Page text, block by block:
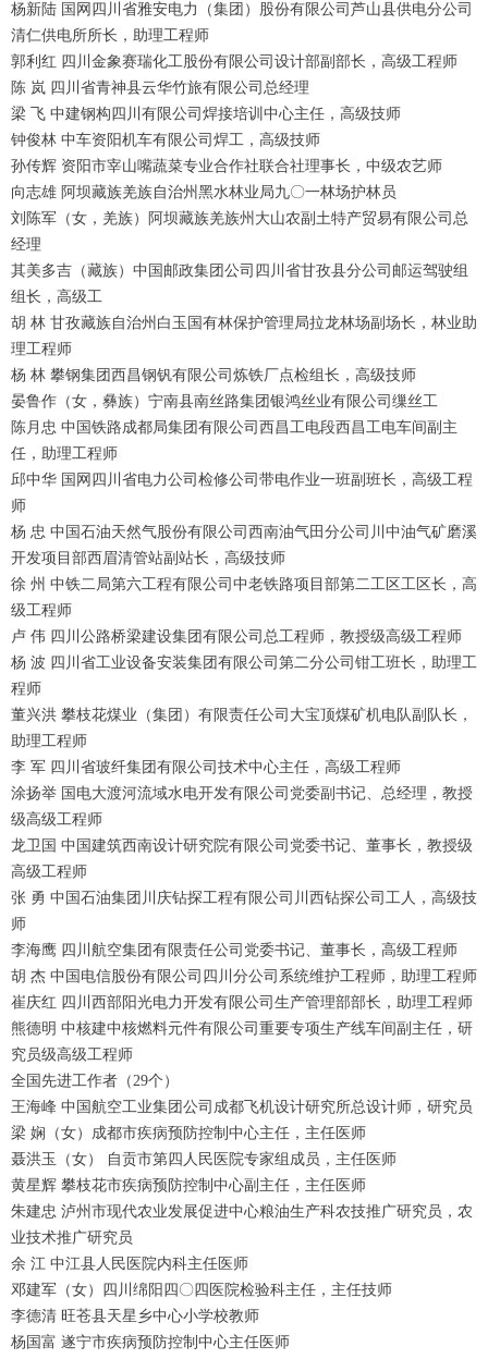
杨新陆 国网四川省雅安电力（集团）股份有限公司芦山县供电分公司
清仁供电所所长，助理工程师
郭利红 四川金象赛瑞化工股份有限公司设计部副部长，高级工程师
陈 岚 四川省青神县云华竹旅有限公司总经理
梁 飞 中建钢构四川有限公司焊接培训中心主任，高级技师
钟俊林 中车资阳机车有限公司焊工，高级技师
孙传辉 资阳市宰山嘴蔬菜专业合作社联合社理事长，中级农艺师
向志雄 阿坝藏族羌族自治州黑水林业局九〇一林场护林员
刘陈军（女，羌族）阿坝藏族羌族州大山农副土特产贸易有限公司总
经理
其美多吉（藏族）中国邮政集团公司四川省甘孜县分公司邮运驾驶组
组长，高级工
胡 林 甘孜藏族自治州白玉国有林保护管理局拉龙林场副场长，林业助
理工程师
杨 林 攀钢集团西昌钢钒有限公司炼铁厂点检组长，高级技师
晏鲁作（女，彝族）宁南县南丝路集团银鸿丝业有限公司缫丝工
陈月忠 中国铁路成都局集团有限公司西昌工电段西昌工电车间副主
任，助理工程师
邱中华 国网四川省电力公司检修公司带电作业一班副班长，高级工程
师
杨 忠 中国石油天然气股份有限公司西南油气田分公司川中油气矿磨溪
开发项目部西眉清管站副站长，高级技师
徐 州 中铁二局第六工程有限公司中老铁路项目部第二工区工区长，高
级工程师
卢 伟 四川公路桥梁建设集团有限公司总工程师，教授级高级工程师
杨 波 四川省工业设备安装集团有限公司第二分公司钳工班长，助理工
程师
董兴洪 攀枝花煤业（集团）有限责任公司大宝顶煤矿机电队副队长，
助理工程师
李 军 四川省玻纤集团有限公司技术中心主任，高级工程师
涂扬举 国电大渡河流域水电开发有限公司党委副书记、总经理，教授
级高级工程师
龙卫国 中国建筑西南设计研究院有限公司党委书记、董事长，教授级
高级工程师
张 勇 中国石油集团川庆钻探工程有限公司川西钻探公司工人，高级技
师
李海鹰 四川航空集团有限责任公司党委书记、董事长，高级工程师
胡 杰 中国电信股份有限公司四川分公司系统维护工程师，助理工程师
崔庆红 四川西部阳光电力开发有限公司生产管理部部长，助理工程师
熊德明 中核建中核燃料元件有限公司重要专项生产线车间副主任，研
究员级高级工程师
全国先进工作者（29个）
王海峰 中国航空工业集团公司成都飞机设计研究所总设计师，研究员
梁 娴（女）成都市疾病预防控制中心主任，主任医师
聂洪玉（女） 自贡市第四人民医院专家组成员，主任医师
黄星辉 攀枝花市疾病预防控制中心副主任，主任医师
朱建忠 泸州市现代农业发展促进中心粮油生产科农技推广研究员，农
业技术推广研究员
余 江 中江县人民医院内科主任医师
邓建军（女）四川绵阳四〇四医院检验科主任，主任技师
李德清 旺苍县天星乡中心小学校教师
杨国富 遂宁市疾病预防控制中心主任医师